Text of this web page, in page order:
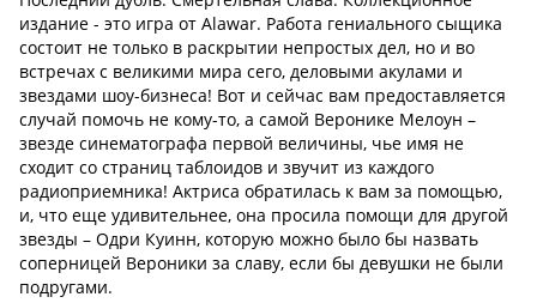
издание - это игра от Alawar. Работа гениального сыщика
состоит не только в раскрытии непростых дел, но и во
встречах с великими мира сего, деловыми акулами и
звездами шоу-бизнеса! Вот и сейчас вам предоставляется
случай помочь не кому-то, а самой Веронике Мелоун –
звезде синематографа первой величины, чье имя не
сходит со страниц таблоидов и звучит из каждого
радиоприемника! Актриса обратилась к вам за помощью,
и, что еще удивительнее, она просила помощи для другой
звезды – Одри Куинн, которую можно было бы назвать
соперницей Вероники за славу, если бы девушки не были
подругами.